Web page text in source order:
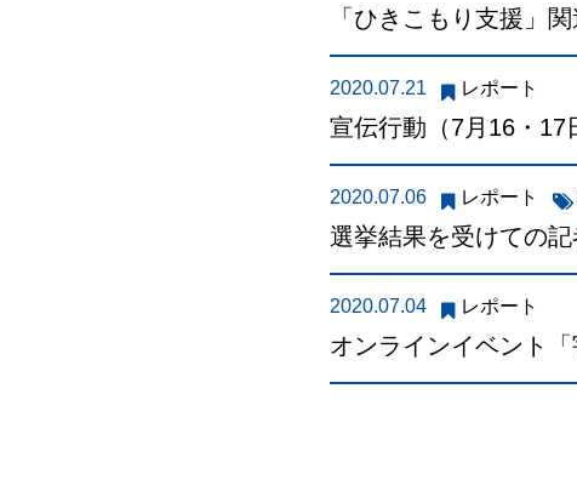
「ひきこもり支援」
2020.07.21 レポート
宣伝行動（7月16・17
2020.07.06 レポート
選挙結果を受けての記
2020.07.04 レポート
オンラインイベント